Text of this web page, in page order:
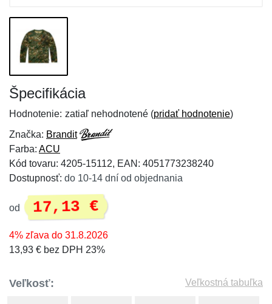
Špecifikácia
Hodnotenie: zatiaľ nehodnotené (pridať hodnotenie)
Značka: Brandit
Farba: ACU
Kód tovaru: 4205-15112, EAN: 4051773238240
Dostupnosť: do 10-14 dní od objednania
od 17,13 €
4% zľava do 31.8.2026
13,93 € bez DPH 23%
Veľkosť: Veľkostná tabuľka